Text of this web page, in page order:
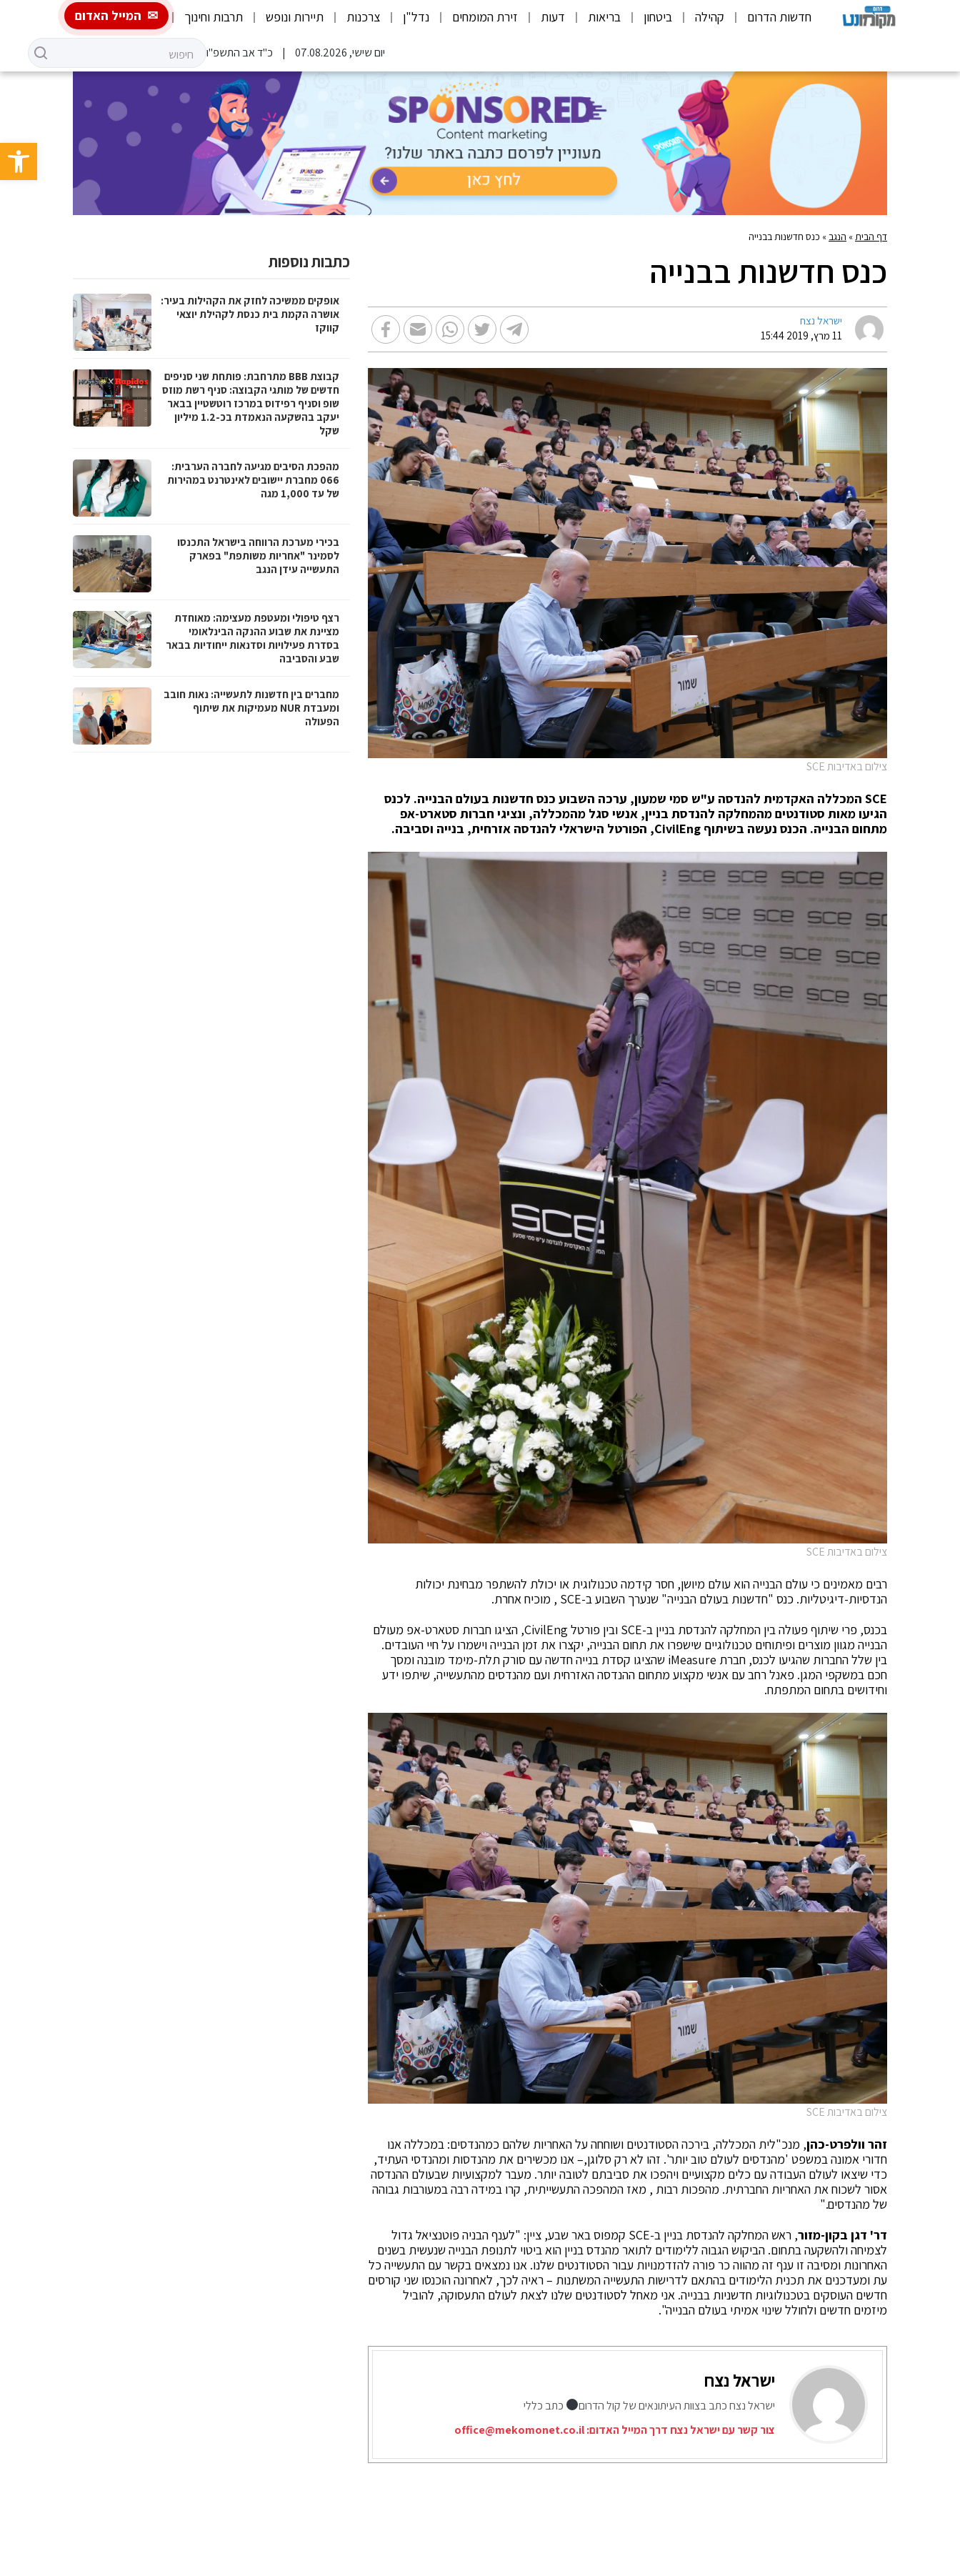
פתח
חדשות הדרום קהילה ביטחון בריאות דעות זירת המומחים נדל"ן צרכנות תיירות ונופש תרבות וחינוך המייל האדום
יום שישי, 07.08.2026 כ"ד אב התשפ"ו
דף הבית » הנגב» כנס חדשנות בבנייה
כנס חדשנות בבנייה
ישראל נצח
11 מרץ, 2019 15:44
צילום באדיבות SCE
SCE המכללה האקדמית להנדסה ע"ש סמי שמעון, ערכה השבוע כנס חדשנות בעולם הבנייה. לכנס
הגיעו מאות סטודנטים מהמחלקה להנדסת בניין, אנשי סגל מהמכללה, ונציגי חברות סטארט-אפ
מתחום הבנייה. הכנס נעשה בשיתוף CivilEng, הפורטל הישראלי להנדסה אזרחית, בנייה וסביבה.
צילום באדיבות SCE
רבים מאמינים כי עולם הבנייה הוא עולם מיושן, חסר קידמה טכנולוגית או יכולת להשתפר מבחינת יכולות
הנדסיות-דיגיטליות. כנס "חדשנות בעולם הבנייה" שנערך השבוע ב-SCE , מוכיח אחרת.
בכנס, פרי שיתוף פעולה בין המחלקה להנדסת בניין ב-SCE ובין פורטל CivilEng, הציגו חברות סטארט-אפ מעולם
הבנייה מגוון מוצרים ופיתוחים טכנולוגיים שישפרו את תחום הבנייה, יקצרו את זמן הבנייה וישמרו על חיי העובדים.
בין שלל החברות שהגיעו לכנס, חברת iMeasure שהציגו קסדת בנייה חדשה עם סורק תלת-מימד מובנה ומסך
חכם במשקפי המגן. פאנל רחב עם אנשי מקצוע מתחום ההנדסה האזרחית ועם מהנדסים מהתעשייה, שיתפו ידע
וחידושים בתחום המתפתח.
צילום באדיבות SCE
זהר וולפרט-כהן, מנכ"לית המכללה, בירכה הסטודנטים ושוחחה על האחריות שלהם כמהנדסים: במכללה אנו
חדורי אמונה במשפט 'מהנדסים לעולם טוב יותר'. זהו לא רק סלוגן,– אנו מכשירים את מהנדסות ומהנדסי העתיד,
כדי שיצאו לעולם העבודה עם כלים מקצועיים ויהפכו את סביבתם לטובה יותר. מעבר למקצועיות שבעולם ההנדסה
אסור לשכוח את האחריות החברתית. מהפכות רבות , מאז המהפכה התעשייתית, קרו במידה רבה במעורבות גבוהה
של מהנדסים."
דר' דגן בקון-מזור
, ראש המחלקה להנדסת בניין ב-SCE קמפוס באר שבע, ציין: "לענף הבניה פוטנציאל גדול
לצמיחה ולהשקעה בתחום. הביקוש הגבוה ללימודים לתואר מהנדס בניין הוא ביטוי לתנופת הבנייה שנעשית בשנים
האחרונות ומסיבה זו ענף זה מהווה כר פורה להזדמנויות עבור הסטודנטים שלנו. אנו נמצאים בקשר עם התעשייה כל
עת ומעדכנים את תכנית הלימודים בהתאם לדרישות התעשייה המשתנות – ראיה לכך, לאחרונה הוכנסו שני קורסים
חדשים העוסקים בטכנולוגיות חדשניות בבנייה. אני מאחל לסטודנטים שלנו לצאת לעולם התעסוקה, להוביל
מיזמים חדשים ולחולל שינוי אמיתי בעולם הבנייה".
ישראל נצח
ישראל נצח כתב בצוות העיתונאים של קול הדרום
כתב כללי
צור קשר עם ישראל נצח דרך המייל האדום:office@mekomonet.co.il
כתבות נוספות
אופקים ממשיכה לחזק את הקהילות בעיר:
אושרה הקמת בית כנסת לקהילת יוצאי
קווקז
קבוצת BBB מתרחבת: פותחת שני סניפים
חדשים של מותגי הקבוצה: סניף רשת מוזס
שופ וסניף רפידוס במרכז רוטשטיין בבאר
יעקב בהשקעה הנאמדת בכ-1.2 מיליון
שקל
מהפכת הסיבים מגיעה לחברה הערבית:
066 מחברת יישובים לאינטרנט במהירות
של עד 1,000 מגה
בכירי מערכת הרווחה בישראל התכנסו
לסמינר "אחריות משותפת" בפארק
התעשייה עידן הנגב
רצף טיפולי ומעטפת מעצימה: מאוחדת
מציינת את שבוע ההנקה הבינלאומי
בסדרת פעילויות וסדנאות ייחודיות בבאר
שבע והסביבה
מחברים בין חדשנות לתעשייה: נאות חובב
ומעבדת NUR מעמיקות את שיתוף
הפעולה